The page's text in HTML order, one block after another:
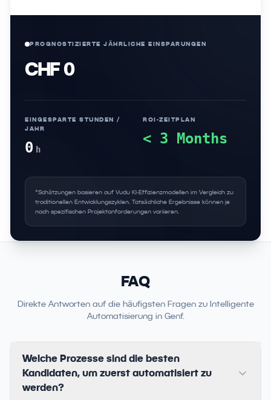
PROGNOSTIZIERTE JÄHRLICHE EINSPARUNGEN
CHF 0
EINGESPARTE STUNDEN /
JAHR
0 h
ROI-ZEITPLAN
< 3 Months
*Schätzungen basieren auf Vudu KI-Effizienzmodellen im Vergleich zu
traditionellen Entwicklungszyklen. Tatsächliche Ergebnisse können je
nach spezifischen Projektanforderungen variieren.
FAQ
Direkte Antworten auf die häufigsten Fragen zu Intelligente
Automatisierung in Genf.
Welche Prozesse sind die besten
Kandidaten, um zuerst automatisiert zu
werden?